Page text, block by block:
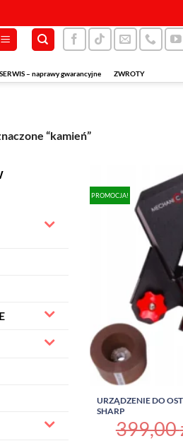
SERWIS – naprawy gwarancyjne ZWROTY
“kamień”
PROMOCJA!
URZĄDZENIE DO
SHARP
399,00